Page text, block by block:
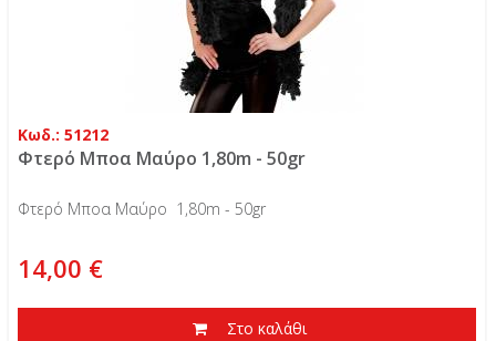
Κωδ.: 51212
Φτερό Μποα Μαύρο 1,80m - 50gr
Φτερό Μποα Μαύρο 1,80m - 50gr
14,00 €
Στο καλάθι